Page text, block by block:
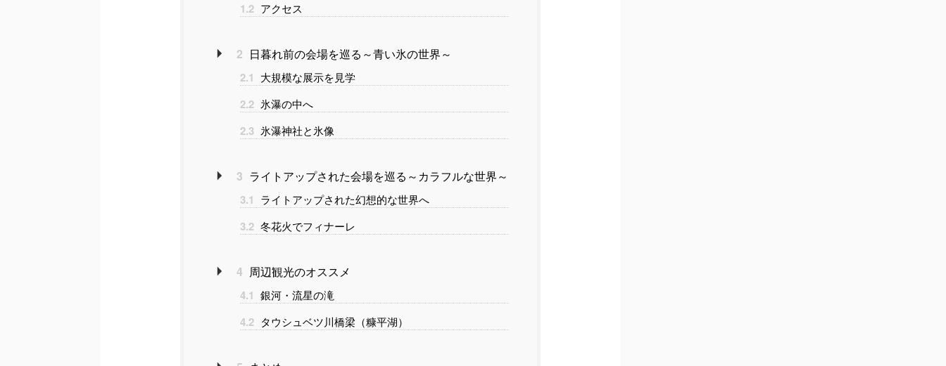
1.2 アクセス
2 日暮れ前の会場を巡る～青い氷の世界～
2.1 大規模な展示を見学
2.2 氷瀑の中へ
2.3 氷瀑神社と氷像
3 ライトアップされた会場を巡る～カラフルな世界～
3.1 ライトアップされた幻想的な世界へ
3.2 冬花火でフィナーレ
4 周辺観光のオススメ
4.1 銀河・流星の滝
4.2 タウシュベツ川橋梁（糠平湖）